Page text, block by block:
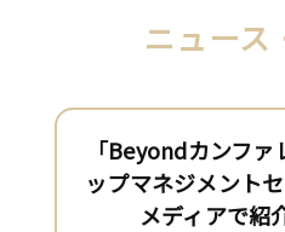
ニュース
「Beyondカンフ
ップマネジメント
メディアで紹